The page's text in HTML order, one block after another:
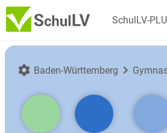
SchulLV-
Baden-Württemberg